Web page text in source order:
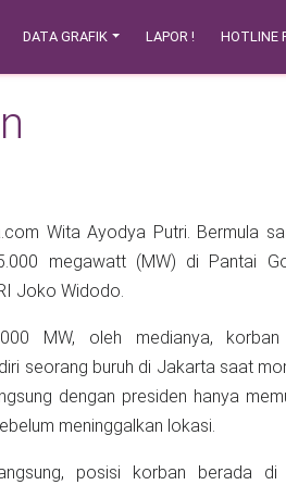
DATA GRAFIK LAPOR ! HOTLINE
Wita Ayodya Putri. Bermula
megawatt (MW) di Pantai
Joko Widodo.
MW, oleh medianya,
seorang buruh di Jakarta saat
dengan presiden hanya
meninggalkan lokasi.
posisi korban berada di